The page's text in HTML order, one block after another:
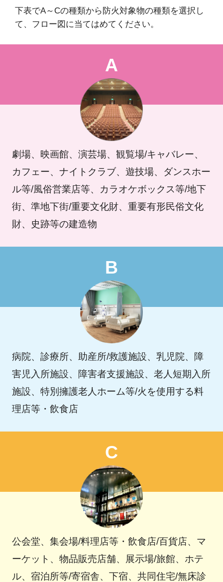
下表でA～Cの種類から防火対象物の種類を選択し
て、フロー図に当てはめてください。
A
劇場、映画館、演芸場、観覧場/キャバレー、
カフェー、ナイトクラブ、遊技場、ダンスホー
ル等/風俗営業店等、カラオケボックス等/地下
街、準地下街/重要文化財、重要有形民俗文化
財、史跡等の建造物
B
病院、診療所、助産所/救護施設、乳児院、障
害児入所施設、障害者支援施設、老人短期入所
施設、特別擁護老人ホーム等/火を使用する料
理店等・飲食店
C
公会堂、集会場/料理店等・飲食店/百貨店、マ
ーケット、物品販売店舗、展示場/旅館、ホテ
ル、宿泊所等/寄宿舎、下宿、共同住宅/無床診